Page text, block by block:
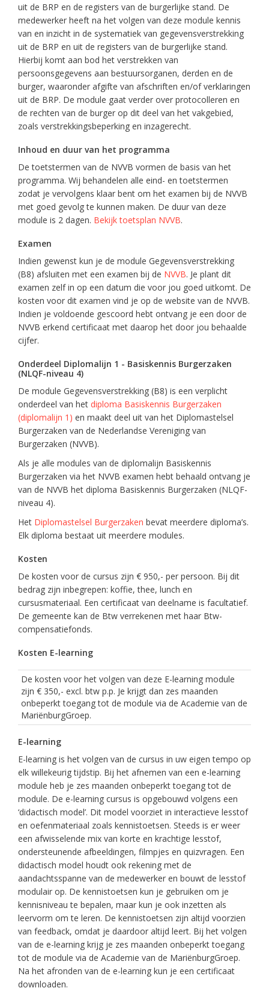
uit de BRP en de registers van de burgerlijke stand. De
medewerker heeft na het volgen van deze module kennis
van en inzicht in de systematiek van gegevensverstrekking
uit de BRP en uit de registers van de burgerlijke stand.
Hierbij komt aan bod het verstrekken van
persoonsgegevens aan bestuursorganen, derden en de
burger, waaronder afgifte van afschriften en/of verklaringen
uit de BRP. De module gaat verder over protocolleren en
de rechten van de burger op dit deel van het vakgebied,
zoals verstrekkingsbeperking en inzagerecht.
Inhoud en duur van het programma
De toetstermen van de NVVB vormen de basis van het
programma. Wij behandelen alle eind- en toetstermen
zodat je vervolgens klaar bent om het examen bij de NVVB
met goed gevolg te kunnen maken. De duur van deze
module is 2 dagen. Bekijk toetsplan NVVB.
Examen
Indien gewenst kun je de module Gegevensverstrekking
(B8) afsluiten met een examen bij de NVVB. Je plant dit
examen zelf in op een datum die voor jou goed uitkomt. De
kosten voor dit examen vind je op de website van de NVVB.
Indien je voldoende gescoord hebt ontvang je een door de
NVVB erkend certificaat met daarop het door jou behaalde
cijfer.
Onderdeel Diplomalijn 1 - Basiskennis Burgerzaken
(NLQF-niveau 4)
De module Gegevensverstrekking (B8) is een verplicht
onderdeel van het diploma Basiskennis Burgerzaken
(diplomalijn 1) en maakt deel uit van het Diplomastelsel
Burgerzaken van de Nederlandse Vereniging van
Burgerzaken (NVVB).
Als je alle modules van de diplomalijn Basiskennis
Burgerzaken via het NVVB examen hebt behaald ontvang je
van de NVVB het diploma Basiskennis Burgerzaken (NLQF-
niveau 4).
Het Diplomastelsel Burgerzaken bevat meerdere diploma’s.
Elk diploma bestaat uit meerdere modules.
Kosten
De kosten voor de cursus zijn € 950,- per persoon. Bij dit
bedrag zijn inbegrepen: koffie, thee, lunch en
cursusmateriaal. Een certificaat van deelname is facultatief.
De gemeente kan de Btw verrekenen met haar Btw-
compensatiefonds.
Kosten E-learning
De kosten voor het volgen van deze E-learning module
zijn € 350,- excl. btw p.p. Je krijgt dan zes maanden
onbeperkt toegang tot de module via de Academie van de
MariënburgGroep.
E-learning
E-learning is het volgen van de cursus in uw eigen tempo op
elk willekeurig tijdstip. Bij het afnemen van een e-learning
module heb je zes maanden onbeperkt toegang tot de
module. De e-learning cursus is opgebouwd volgens een
‘didactisch model’. Dit model voorziet in interactieve lesstof
en oefenmateriaal zoals kennistoetsen. Steeds is er weer
een afwisselende mix van korte en krachtige lesstof,
ondersteunende afbeeldingen, filmpjes en quizvragen. Een
didactisch model houdt ook rekening met de
aandachtsspanne van de medewerker en bouwt de lesstof
modulair op. De kennistoetsen kun je gebruiken om je
kennisniveau te bepalen, maar kun je ook inzetten als
leervorm om te leren. De kennistoetsen zijn altijd voorzien
van feedback, omdat je daardoor altijd leert. Bij het volgen
van de e-learning krijg je zes maanden onbeperkt toegang
tot de module via de Academie van de MariënburgGroep.
Na het afronden van de e-learning kun je een certificaat
downloaden.